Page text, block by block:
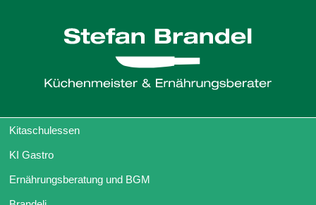
Kitaschulessen
KI Gastro
Ernährungsberatung und BGM